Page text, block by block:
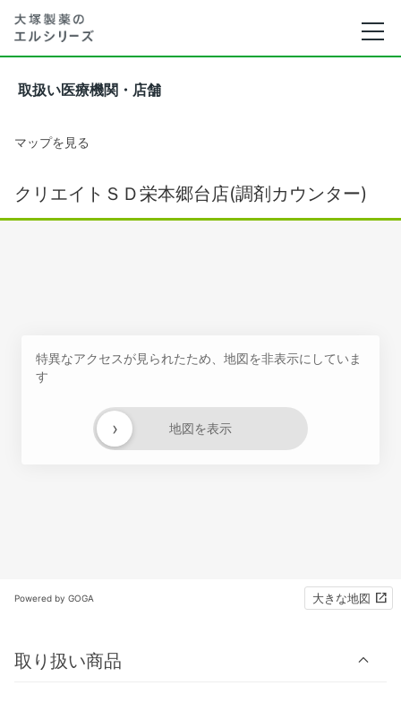
取扱い医療機関・店舗
マップを見る
クリエイトＳＤ栄本郷台店(調剤カウンター)
特異なアクセスが見られたため、地図を非表示にしていま
す
地図を表示
›
Powered by GOGA 大きな地図
取り扱い商品